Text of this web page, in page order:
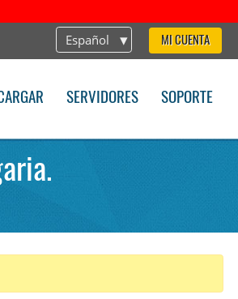
Español MI CUENTA
SERVIDORES SOPORTE